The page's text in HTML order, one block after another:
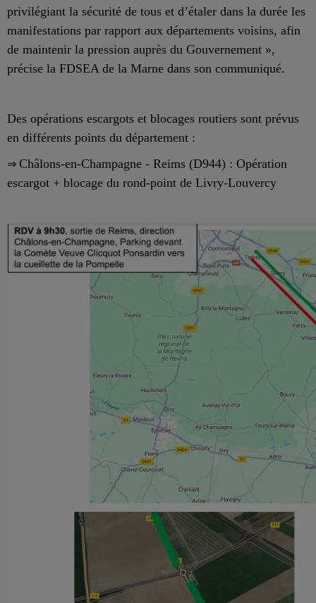
privilégiant la sécurité de tous et d’étaler dans la durée les
manifestations par rapport aux départements voisins, afin
de maintenir la pression auprès du Gouvernement »,
précise la FDSEA de la Marne dans son communiqué.
Des opérations escargots et blocages routiers sont prévus
en différents points du département :
⇒ Châlons-en-Champagne - Reims (D944) : Opération
escargot + blocage du rond-point de Livry-Louvercy